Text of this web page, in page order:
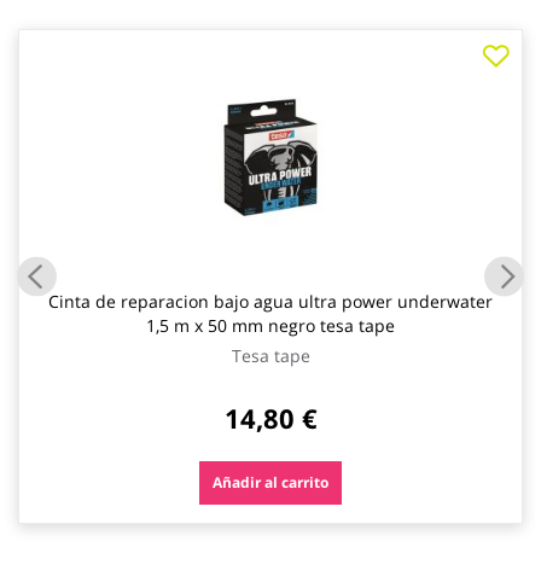
Cinta de reparacion bajo agua ultra power underwater
1,5 m x 50 mm negro tesa tape
Tesa tape
14,80 €
Añadir al carrito